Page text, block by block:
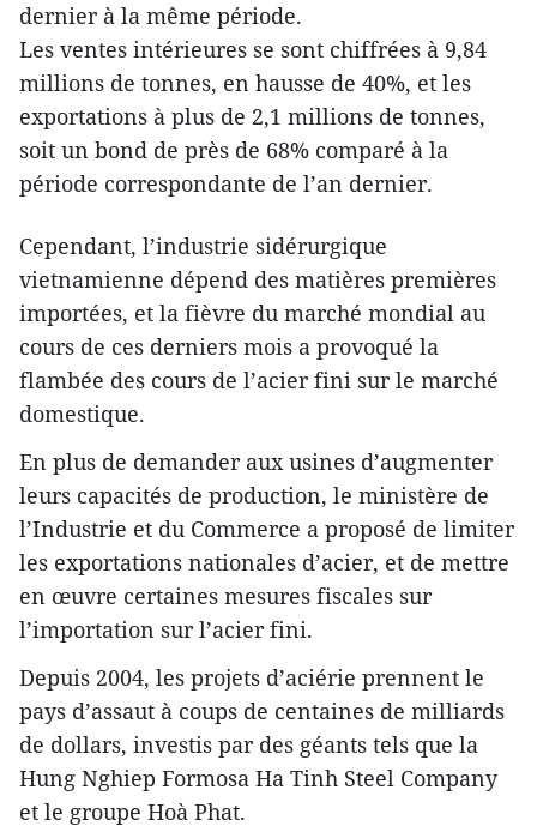
dernier à la même période.
Les ventes intérieures se sont chiffrées à 9,84
millions de tonnes, en hausse de 40%, et les
exportations à plus de 2,1 millions de tonnes,
soit un bond de près de 68% comparé à la
période correspondante de l’an dernier.
Cependant, l’industrie sidérurgique
vietnamienne dépend des matières premières
importées, et la fièvre du marché mondial au
cours de ces derniers mois a provoqué la
flambée des cours de l’acier fini sur le marché
domestique.
En plus de demander aux usines d’augmenter
leurs capacités de production, le ministère de
l’Industrie et du Commerce a proposé de limiter
les exportations nationales d’acier, et de mettre
en œuvre certaines mesures fiscales sur
l’importation sur l’acier fini.
Depuis 2004, les projets d’aciérie prennent le
pays d’assaut à coups de centaines de milliards
de dollars, investis par des géants tels que la
Hung Nghiep Formosa Ha Tinh Steel Company
et le groupe Hoà Phat.